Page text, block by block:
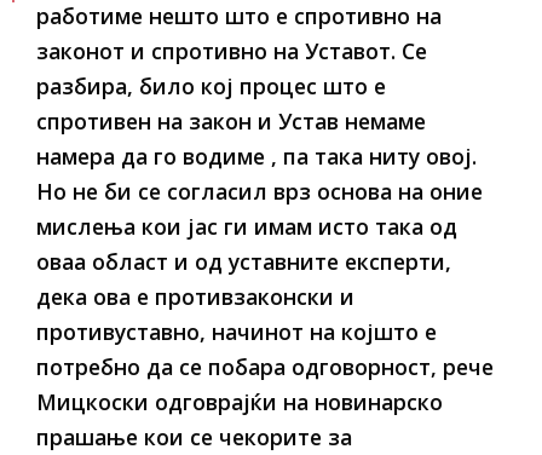
работиме нешто што е спротивно на
законот и спротивно на Уставот. Се
разбира, било кој процес што е
спротивен на закон и Устав немаме
намера да го водиме , па така ниту овој.
Но не би се согласил врз основа на оние
мислења кои јас ги имам исто така од
оваа област и од уставните експерти,
дека ова е противзаконски и
противуставно, начинот на којшто е
потребно да се побара одговорност, рече
Мицкоски одговрајќи на новинарско
прашање кои се чекорите за